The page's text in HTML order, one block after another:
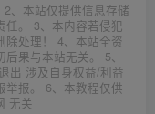
、本站仅提供信息存储
任。 3、本内容若侵犯
除处理！ 4、本站全资
果与本站无关。 5、
出 涉及自身权益/利益
举报。 6、本教程仅供
无关